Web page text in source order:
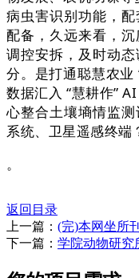
病虫害识别功能，
配备，久远来看，
调控安拆，及时动
分。是打通聪慧农业
数据汇入 “慧耕作”
心整合土壤墒情监
系统、卫星遥感终端
。
返回目录
上一篇： (完)本网坐所
下一篇： 学院动物研究